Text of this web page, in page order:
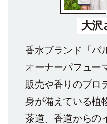
大沢
香水ブランド「パ
オーナーパフュー
販売や香りのプロ
身が備えている植
茶道、香道からの